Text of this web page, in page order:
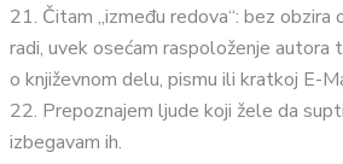
21. Čitam „između redova“: bez
radi, uvek osećam raspoloženje autora
o književnom delu, pismu ili kratkoj E-
22. Prepoznajem ljude koji žele da
izbegavam ih.